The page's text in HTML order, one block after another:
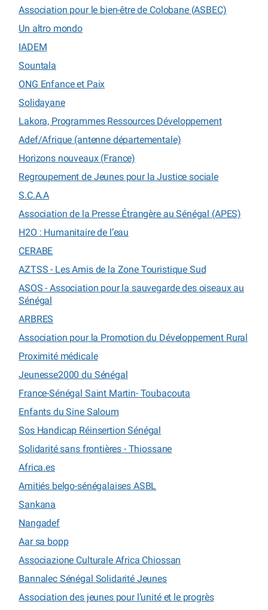
Association pour le bien-être de Colobane (ASBEC)
Un altro mondo
IADEM
Sountala
ONG Enfance et Paix
Solidayane
Lakora, Programmes Ressources Développement
Adef/Afrique (antenne départementale)
Horizons nouveaux (France)
Regroupement de Jeunes pour la Justice sociale
S.C.A.A
Association de la Presse Étrangère au Sénégal (APES)
H2O : Humanitaire de l’eau
CERABE
AZTSS - Les Amis de la Zone Touristique Sud
ASOS - Association pour la sauvegarde des oiseaux au
Sénégal
ARBRES
Association pour la Promotion du Développement Rural
Proximité médicale
Jeunesse2000 du Sénégal
France-Sénégal Saint Martin- Toubacouta
Enfants du Sine Saloum
Sos Handicap Réinsertion Sénégal
Solidarité sans frontières - Thiossane
Africa.es
Amitiés belgo-sénégalaises ASBL
Sankana
Nangadef
Aar sa bopp
Associazione Culturale Africa Chiossan
Bannalec Sénégal Solidarité Jeunes
Association des jeunes pour l’unité et le progrès